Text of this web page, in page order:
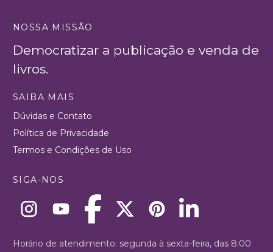
NOSSA MISSÃO
Democratizar a publicação e venda de
livros.
SAIBA MAIS
Dúvidas e Contato
Política de Privacidade
Termos e Condições de Uso
SIGA-NOS
Horário de atendimento: segunda à sexta-feira, das 8:00